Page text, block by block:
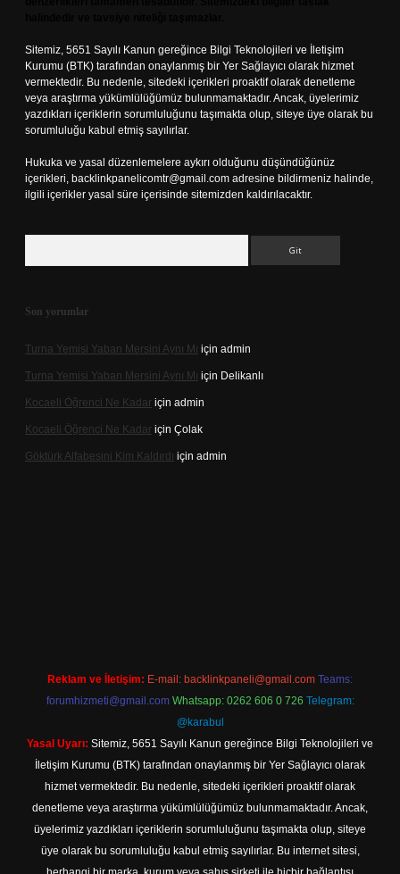
Sitemiz, 5651 Sayılı Kanun gereğince Bilgi Teknolojileri ve İletişim
Kurumu (BTK) tarafından onaylanmış bir Yer Sağlayıcı olarak hizmet
vermektedir. Bu nedenle, sitedeki içerikleri proaktif olarak denetleme
veya araştırma yükümlülüğümüz bulunmamaktadır. Ancak, üyelerimiz
yazdıkları içeriklerin sorumluluğunu taşımakta olup, siteye üye olarak bu
sorumluluğu kabul etmiş sayılırlar.
Hukuka ve yasal düzenlemelere aykırı olduğunu düşündüğünüz
içerikleri, backlinkpanelicomtr@gmail.com adresine bildirmeniz halinde,
ilgili içerikler yasal süre içerisinde sitemizden kaldırılacaktır.
Son yorumlar
Turna Yemisi Yaban Mersini Aynı Mı için admin
Turna Yemisi Yaban Mersini Aynı Mı için Delikanlı
Kocaeli Öğrenci Ne Kadar için admin
Kocaeli Öğrenci Ne Kadar için Çolak
Göktürk Alfabesini Kim Kaldırdı için admin
Reklam ve İletişim: E-mail: backlinkpaneli@gmail.com Teams:
forumhizmeti@gmail.com Whatsapp: 0262 606 0 726 Telegram:
@karabul
Yasal Uyarı: Sitemiz, 5651 Sayılı Kanun gereğince Bilgi Teknolojileri ve
İletişim Kurumu (BTK) tarafından onaylanmış bir Yer Sağlayıcı olarak
hizmet vermektedir. Bu nedenle, sitedeki içerikleri proaktif olarak
denetleme veya araştırma yükümlülüğümüz bulunmamaktadır. Ancak,
üyelerimiz yazdıkları içeriklerin sorumluluğunu taşımakta olup, siteye
üye olarak bu sorumluluğu kabul etmiş sayılırlar. Bu internet sitesi,